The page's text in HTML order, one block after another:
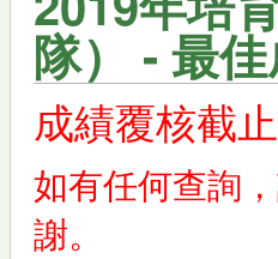
隊） - 最
成績覆核截
如有任何查詢
謝。